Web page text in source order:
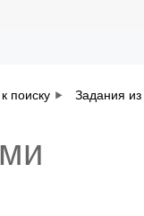
поиску Задания из